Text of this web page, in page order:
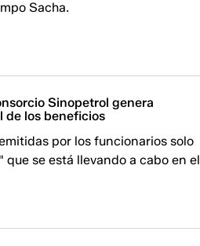
Sacha.
Sinopetrol genera
de los beneficios
por los funcionarios solo
se está llevando a cabo en el